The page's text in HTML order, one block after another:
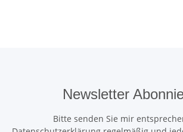
Newsletter
Bitte senden Sie mir